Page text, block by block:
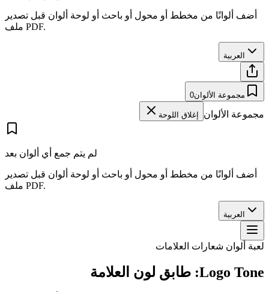
أضف ألوانًا من مخطط أو محول أو باحث أو لوحة ألوان قبل تصدير
ملف PDF.
العربية
مجموعة الألوان0
مجموعة الألوان إغلاق اللوحة
لم يتم جمع أي ألوان بعد
أضف ألوانًا من مخطط أو محول أو باحث أو لوحة ألوان قبل تصدير
ملف PDF.
العربية
لعبة ألوان شعارات العلامات
Logo Tone: طابق لون العلامة